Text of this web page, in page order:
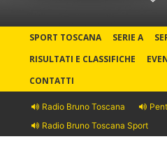
SPORT TOSCANA SERIE A
RISULTATI E CLASSIFICHE
CONTATTI
Radio Bruno Toscana
Radio Bruno Toscana Sport